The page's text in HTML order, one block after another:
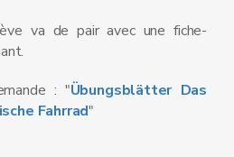
va de pair avec une fiche-
: "Übungsblätter Das
Fahrrad"